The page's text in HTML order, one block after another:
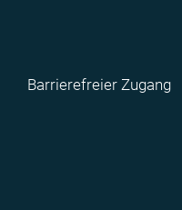
Barrierefreier Zugang